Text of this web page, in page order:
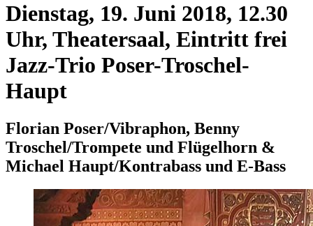
Dienstag, 19. Juni 2018, 12.30
Uhr, Theatersaal, Eintritt frei
Jazz-Trio Poser-Troschel-
Haupt
Florian Poser/Vibraphon, Benny
Troschel/Trompete und Flügelhorn &
Michael Haupt/Kontrabass und E-Bass